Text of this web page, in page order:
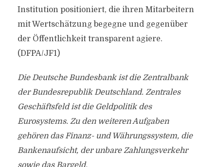
Institution positioniert, die ihren Mitarbeitern
mit Wertschätzung begegne und gegenüber
der Öffentlichkeit transparent agiere.
(DFPA/JF1)
Die Deutsche Bundesbank ist die Zentralbank
der Bundesrepublik Deutschland. Zentrales
Geschäftsfeld ist die Geldpolitik des
Eurosystems. Zu den weiteren Aufgaben
gehören das Finanz- und Währungssystem, die
Bankenaufsicht, der unbare Zahlungsverkehr
sowie das Bargeld.